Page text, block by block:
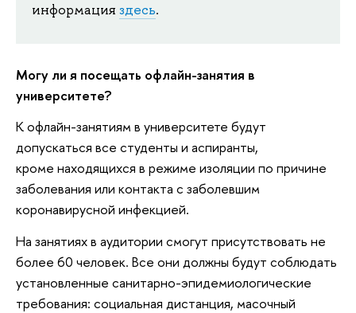
информация здесь.
Могу ли я посещать офлайн-занятия в
университете?
К офлайн-занятиям в университете будут
допускаться все студенты и аспиранты,
кроме находящихся в режиме изоляции по причине
заболевания или контакта с заболевшим
коронавирусной инфекцией.
На занятиях в аудитории смогут присутствовать не
более 60 человек. Все они должны будут соблюдать
установленные санитарно-эпидемиологические
требования: социальная дистанция, масочный